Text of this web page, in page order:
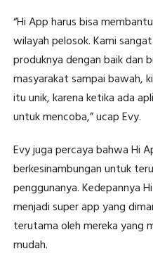
“Hi App harus bisa
wilayah pelosok. Kami
produknya dengan baik dan
masyarakat sampai bawah,
itu unik, karena ketika ada
untuk mencoba,” ucap Evy.
Evy juga percaya bahwa Hi
berkesinambungan untuk
penggunanya. Kedepannya
menjadi super app yang
terutama oleh mereka yang
mudah.